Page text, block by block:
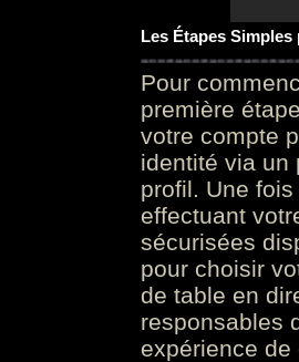
Les Étapes
Pour
première
votre compte
identité via un
profil. Une
effectuant
sécurisées
pour choisir
de table en
responsables
expérience